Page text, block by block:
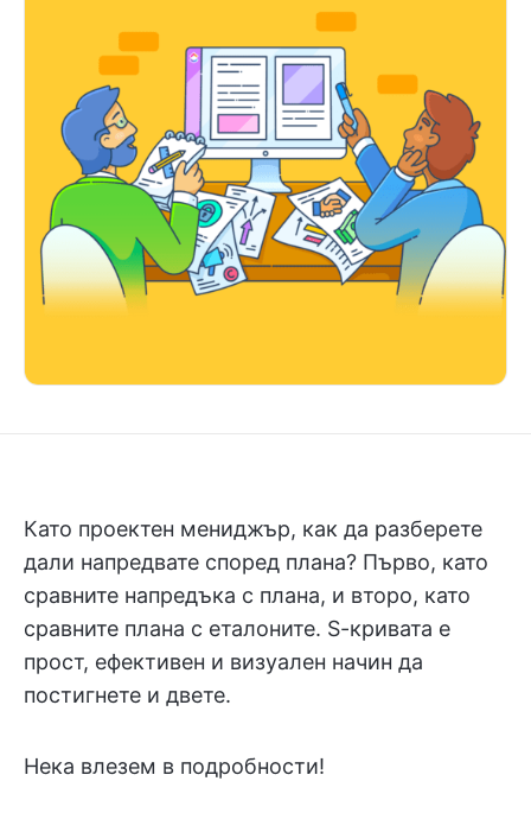
Като проектен мениджър, как да разберете
дали напредвате според плана? Първо, като
сравните напредъка с плана, и второ, като
сравните плана с еталоните. S-кривата е
прост, ефективен и визуален начин да
постигнете и двете.
Нека влезем в подробности!